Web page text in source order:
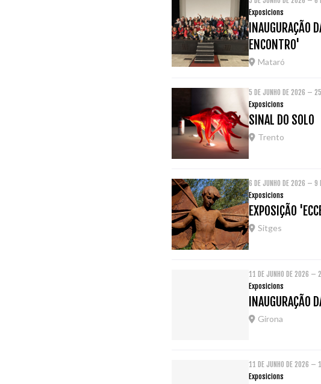
Exposicions
INAUGURAÇÃO
ENCONTRO'
Mataró
5 DE JUNHO DE 2026 –
Exposicions
SINAL DO SOLO
Trento
6 DE JUNHO DE 2026 – 9
Exposicions
EXPOSIÇÃO
Sitges
11 DE JUNHO DE 2026 –
Exposicions
INAUGURAÇÃO
Girona
11 DE JUNHO DE 2026 –
Exposicions